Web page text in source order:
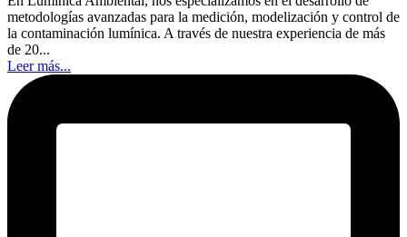
metodologías avanzadas para la medición, modelización y control de
la contaminación lumínica. A través de nuestra experiencia de más
de 20...
Leer más...